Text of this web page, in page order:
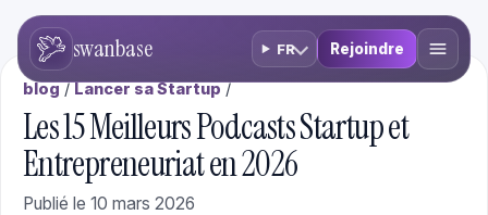
swanbase FR Rejoindre
blog / Lancer sa Startup /
Les 15 Meilleurs Podcasts Startup et
Entrepreneuriat en 2026
Publié le 10 mars 2026